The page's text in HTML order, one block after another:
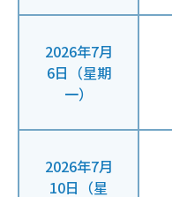
2026年7月
6日（星期
一）
2026年7月
10日（星